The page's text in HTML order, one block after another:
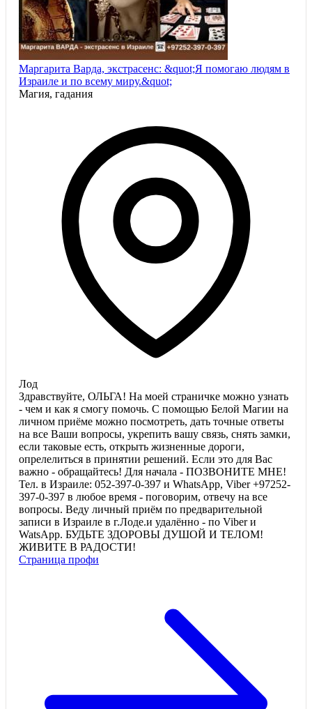
Маргарита Варда, экстрасенс: &quot;Я помогаю людям в
Израиле и по всему миру.&quot;
Магия, гадания
Лод
Здравствуйте, ОЛЬГА! На моей страничке можно узнать
- чем и как я смогу помочь. С помощью Белой Магии на
личном приёме можно посмотреть, дать точные ответы
на все Ваши вопросы, укрепить вашу связь, снять замки,
если таковые есть, открыть жизненные дороги,
опрелелиться в принятии решений. Если это для Вас
важно - обращайтесь! Для начала - ПОЗВОНИТЕ МНЕ!
Тел. в Израиле: 052-397-0-397 и WhatsApp, Viber +97252-
397-0-397 в любое время - поговорим, отвечу на все
вопросы. Веду личный приём по предварительной
записи в Израиле в г.Лоде.и удалённо - по Viber и
WatsApp. БУДЬТЕ ЗДОРОВЫ ДУШОЙ И ТЕЛОМ!
ЖИВИТЕ В РАДОСТИ!
Страница профи